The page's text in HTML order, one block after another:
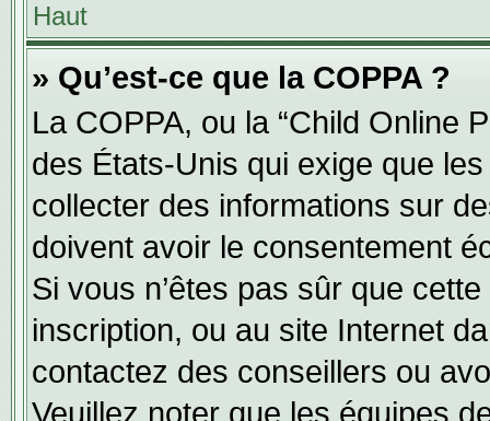
Haut
» Qu’est-ce que la COPPA ?
La COPPA, ou la “Child Online
des États-Unis qui exige que
collecter des informations sur
doivent avoir le consentement
Si vous n’êtes pas sûr que
inscription, ou au site Internet
contactez des conseillers ou
Veuillez noter que les équipes